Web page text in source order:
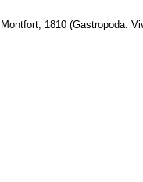
1810 (Gastropoda: